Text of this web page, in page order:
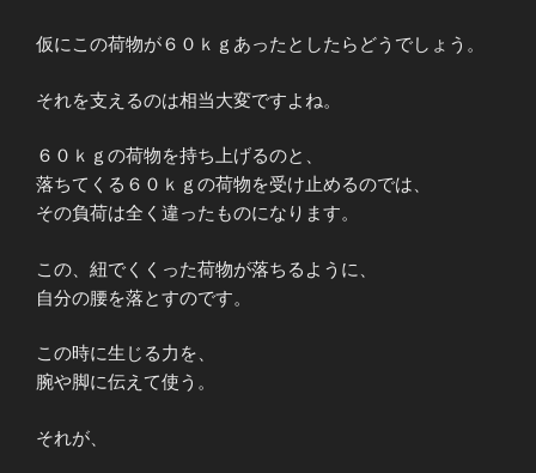
仮にこの荷物が６０ｋｇあったとしたらどうでしょう。
それを支えるのは相当大変ですよね。
６０ｋｇの荷物を持ち上げるのと、
落ちてくる６０ｋｇの荷物を受け止めるのでは、
その負荷は全く違ったものになります。
この、紐でくくった荷物が落ちるように、
自分の腰を落とすのです。
この時に生じる力を、
腕や脚に伝えて使う。
それが、